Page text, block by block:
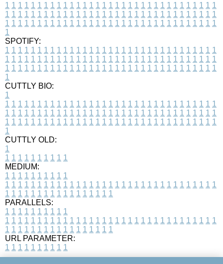
1 1 1 1 1 1 1 1 1 1 1 1 1 1 1 1 1 1 1 1 1 1 1 1 1 1 1 1 1 1 1 1 1
1 1 1 1 1 1 1 1 1 1 1 1 1 1 1 1 1 1 1 1 1 1 1 1 1 1 1 1 1 1 1 1 1
1 1 1 1 1 1 1 1 1 1 1 1 1 1 1 1 1 1 1 1 1 1 1 1 1 1 1 1 1 1 1 1 1
1
SPOTIFY:
1 1 1 1 1 1 1 1 1 1 1 1 1 1 1 1 1 1 1 1 1 1 1 1 1 1 1 1 1 1 1 1 1
1 1 1 1 1 1 1 1 1 1 1 1 1 1 1 1 1 1 1 1 1 1 1 1 1 1 1 1 1 1 1 1 1
1 1 1 1 1 1 1 1 1 1 1 1 1 1 1 1 1 1 1 1 1 1 1 1 1 1 1 1 1 1 1 1 1
1
CUTTLY BIO:
1
1 1 1 1 1 1 1 1 1 1 1 1 1 1 1 1 1 1 1 1 1 1 1 1 1 1 1 1 1 1 1 1 1
1 1 1 1 1 1 1 1 1 1 1 1 1 1 1 1 1 1 1 1 1 1 1 1 1 1 1 1 1 1 1 1 1
1 1 1 1 1 1 1 1 1 1 1 1 1 1 1 1 1 1 1 1 1 1 1 1 1 1 1 1 1 1 1 1 1
1
CUTTLY OLD:
1
1 1 1 1 1 1 1 1 1 1
MEDIUM:
1 1 1 1 1 1 1 1 1 1
1 1 1 1 1 1 1 1 1 1 1 1 1 1 1 1 1 1 1 1 1 1 1 1 1 1 1 1 1 1 1 1 1
1 1 1 1 1 1 1 1 1 1 1 1 1 1 1 1 1
PARALLELS:
1 1 1 1 1 1 1 1 1 1
1 1 1 1 1 1 1 1 1 1 1 1 1 1 1 1 1 1 1 1 1 1 1 1 1 1 1 1 1 1 1 1 1
1 1 1 1 1 1 1 1 1 1 1 1 1 1 1 1 1
URL PARAMETER:
1 1 1 1 1 1 1 1 1 1